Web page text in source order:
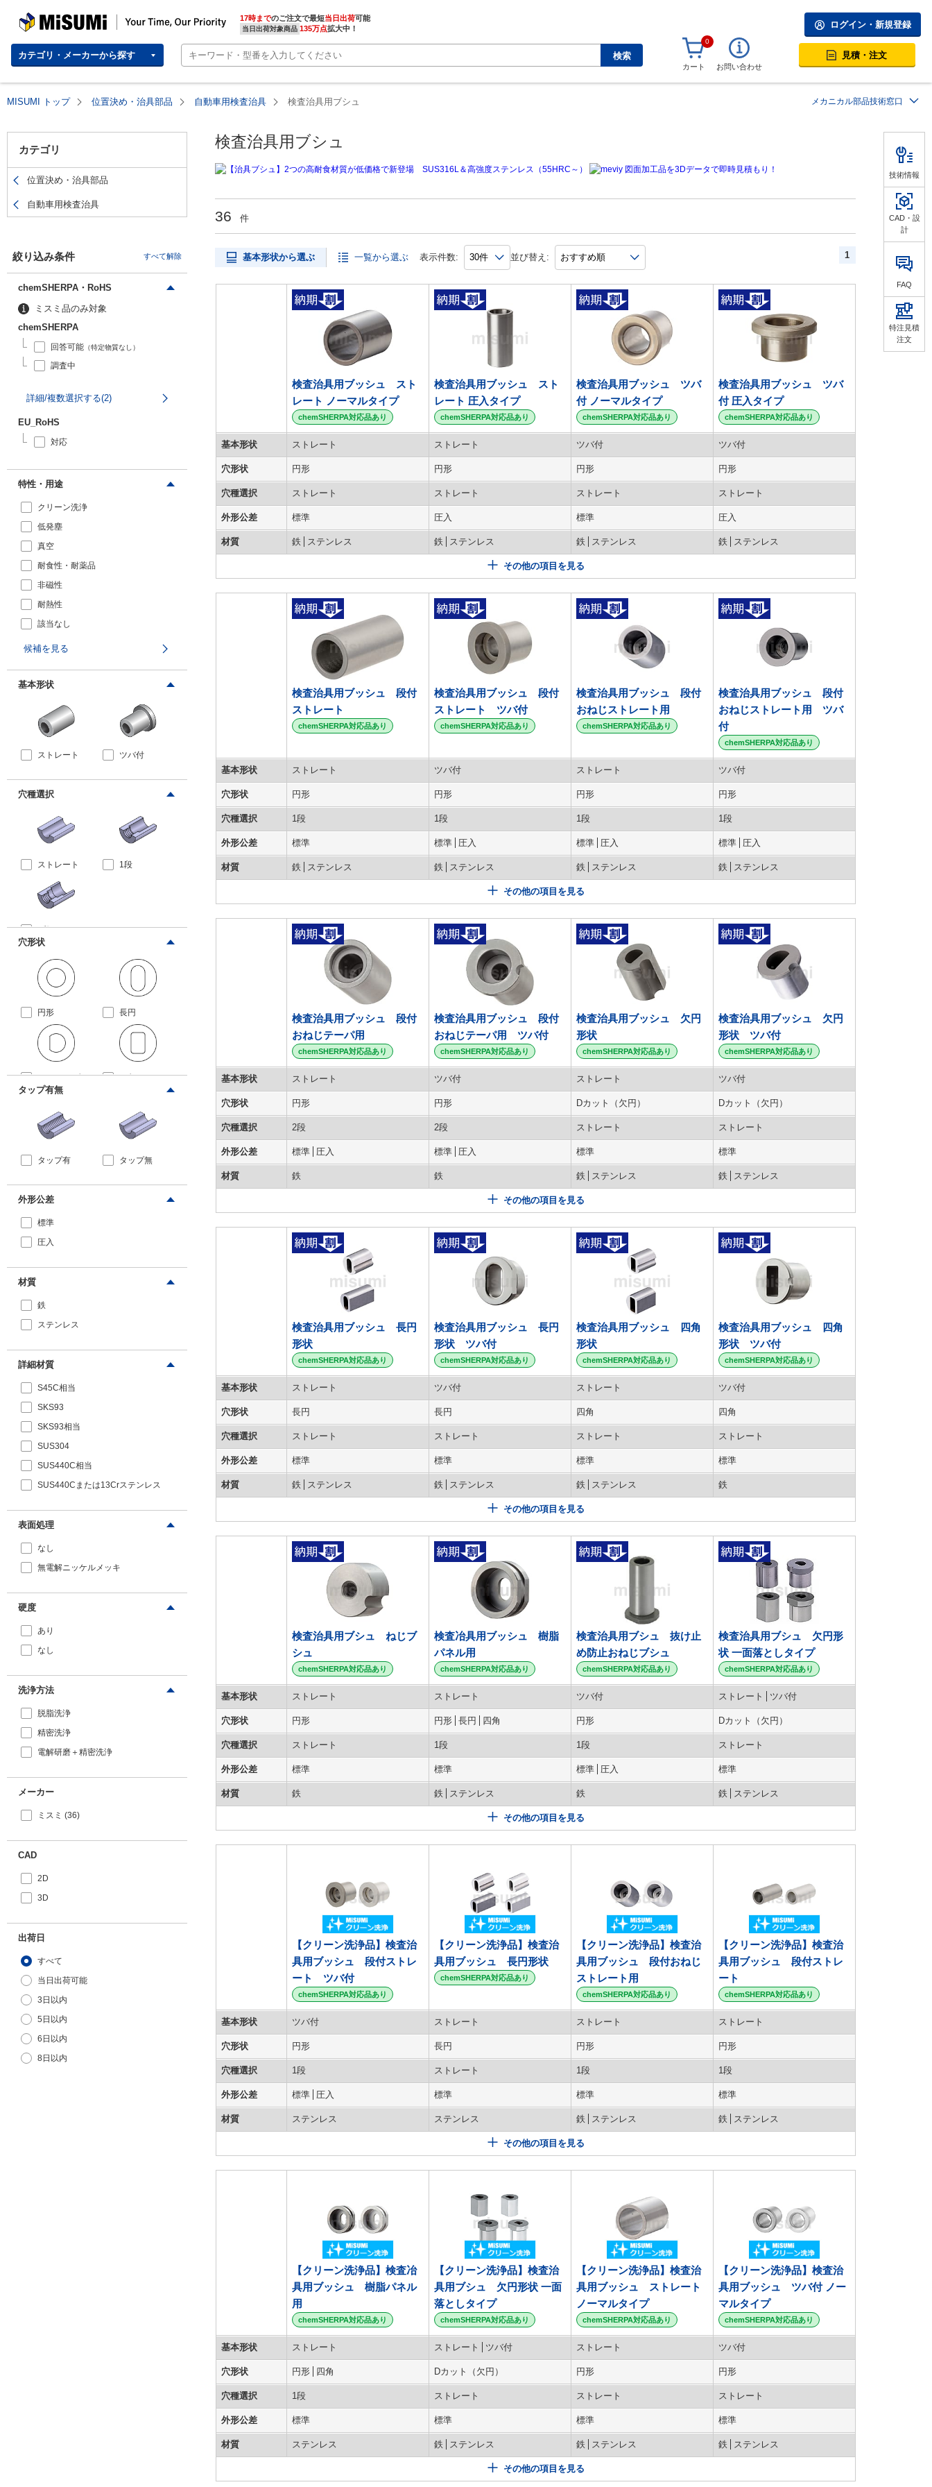
MISUMI | Your Time, Our Priority 17時までのご注文で最短当日出荷
当日出荷対象商品 135万点拡大中！
カテゴリ・メーカーから探す 検索
ログイン・新規登録
0
カート お問い合わせ
見積・注文
MISUMI トップ 位置決め・治具部品 自動車用検査治具 検査治具用ブシュ メカニカル部品技術窓口
カテゴリ
位置決め・治具部品
自動車用検査治具
絞り込み条件 すべて解除
chemSHERPA・RoHS
ミスミ品のみ対象
chemSHERPA
回答可能 （特定物質なし）
調査中
詳細/複数選択する(2)
EU_RoHS
対応
特性・用途
クリーン洗浄
低発塵
真空
耐食性・耐薬品
非磁性
耐熱性
該当なし
候補を見る
基本形状
ストレート ツバ付
穴種選択
ストレート 1段
2段
拡大画像/複数選択する(3)
穴形状
円形 長円
Dカット（欠
円）
四角
タップ有無
タップ有 タップ無
外形公差
標準
圧入
材質
鉄
ステンレス
詳細材質
S45C相当
SKS93
SKS93相当
SUS304
SUS440C相当
SUS440Cまたは13Crステンレス
表面処理
なし
無電解ニッケルメッキ
硬度
あり
なし
洗浄方法
脱脂洗浄
精密洗浄
電解研磨＋精密洗浄
メーカー
ミスミ (36)
CAD
2D
3D
出荷日
すべて
当日出荷可能
3日以内
5日以内
6日以内
8日以内
検査治具用ブシュ
36 件
基本形状から選ぶ 一覧から選ぶ 表示件数: 並び替え: 1
検査治具用ブッシュ スト
レート ノーマルタイプ
chemSHERPA対応品あり
検査治具用ブッシュ スト
レート 圧入タイプ
chemSHERPA対応品あり
検査治具用ブッシュ ツバ
付 ノーマルタイプ
chemSHERPA対応品あり
検査治具用ブッシュ ツバ
付 圧入タイプ
chemSHERPA対応品あり
基本形状 ストレート ストレート ツバ付 ツバ付
穴形状 円形 円形 円形 円形
穴種選択 ストレート ストレート ストレート ストレート
外形公差 標準 圧入 標準 圧入
材質 鉄 ステンレス 鉄 ステンレス 鉄 ステンレス 鉄 ステンレス
その他の項目を見る
検査治具用ブッシュ 段付
ストレート
chemSHERPA対応品あり
検査治具用ブッシュ 段付
ストレート ツバ付
chemSHERPA対応品あり
検査治具用ブッシュ 段付
おねじストレート用
chemSHERPA対応品あり
検査治具用ブッシュ 段付
おねじストレート用 ツバ
付
chemSHERPA対応品あり
基本形状 ストレート ツバ付 ストレート ツバ付
穴形状 円形 円形 円形 円形
穴種選択 1段 1段 1段 1段
外形公差 標準 標準 圧入 標準 圧入 標準 圧入
材質 鉄 ステンレス 鉄 ステンレス 鉄 ステンレス 鉄 ステンレス
その他の項目を見る
検査治具用ブッシュ 段付
おねじテーパ用
chemSHERPA対応品あり
検査治具用ブッシュ 段付
おねじテーパ用 ツバ付
chemSHERPA対応品あり
検査治具用ブッシュ 欠円
形状
chemSHERPA対応品あり
検査治具用ブッシュ 欠円
形状 ツバ付
chemSHERPA対応品あり
基本形状 ストレート ツバ付 ストレート ツバ付
穴形状 円形 円形 Dカット（欠円） Dカット（欠円）
穴種選択 2段 2段 ストレート ストレート
外形公差 標準 圧入 標準 圧入 標準 標準
材質 鉄 鉄 鉄 ステンレス 鉄 ステンレス
その他の項目を見る
検査治具用ブッシュ 長円
形状
chemSHERPA対応品あり
検査治具用ブッシュ 長円
形状 ツバ付
chemSHERPA対応品あり
検査治具用ブッシュ 四角
形状
chemSHERPA対応品あり
検査治具用ブッシュ 四角
形状 ツバ付
chemSHERPA対応品あり
基本形状 ストレート ツバ付 ストレート ツバ付
穴形状 長円 長円 四角 四角
穴種選択 ストレート ストレート ストレート ストレート
外形公差 標準 標準 標準 標準
材質 鉄 ステンレス 鉄 ステンレス 鉄 ステンレス 鉄
その他の項目を見る
検査治具用ブシュ ねじブ
シュ
chemSHERPA対応品あり
検査冶具用ブッシュ 樹脂
パネル用
chemSHERPA対応品あり
検査治具用ブシュ 抜け止
め防止おねじブシュ
chemSHERPA対応品あり
検査治具用ブシュ 欠円形
状 一面落としタイプ
chemSHERPA対応品あり
基本形状 ストレート ストレート ツバ付 ストレート ツバ付
穴形状 円形 円形 長円 四角 円形 Dカット（欠円）
穴種選択 ストレート 1段 1段 ストレート
外形公差 標準 標準 標準 圧入 標準
材質 鉄 鉄 ステンレス 鉄 鉄 ステンレス
その他の項目を見る
【クリーン洗浄品】検査治
具用ブッシュ 段付ストレ
ート ツバ付
chemSHERPA対応品あり
【クリーン洗浄品】検査治
具用ブッシュ 長円形状
chemSHERPA対応品あり
【クリーン洗浄品】検査治
具用ブッシュ 段付おねじ
ストレート用
chemSHERPA対応品あり
【クリーン洗浄品】検査治
具用ブッシュ 段付ストレ
ート
chemSHERPA対応品あり
基本形状 ツバ付 ストレート ストレート ストレート
穴形状 円形 長円 円形 円形
穴種選択 1段 ストレート 1段 1段
外形公差 標準 圧入 標準 標準 標準
材質 ステンレス ステンレス 鉄 ステンレス 鉄 ステンレス
その他の項目を見る
【クリーン洗浄品】検査冶
具用ブッシュ 樹脂パネル
用
chemSHERPA対応品あり
【クリーン洗浄品】検査治
具用ブシュ 欠円形状 一面
落としタイプ
chemSHERPA対応品あり
【クリーン洗浄品】検査治
具用ブッシュ ストレート
ノーマルタイプ
chemSHERPA対応品あり
【クリーン洗浄品】検査治
具用ブッシュ ツバ付 ノー
マルタイプ
chemSHERPA対応品あり
基本形状 ストレート ストレート ツバ付 ストレート ツバ付
穴形状 円形 四角 Dカット（欠円） 円形 円形
穴種選択 1段 ストレート ストレート ストレート
外形公差 標準 標準 標準 標準
材質 ステンレス 鉄 ステンレス 鉄 ステンレス 鉄 ステンレス
その他の項目を見る
技術情報
CAD・設
計
FAQ
特注見積
注文